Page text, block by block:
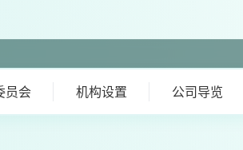
员会 机构设置 公司导览